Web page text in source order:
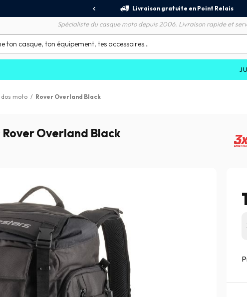
Livraison gratuite en Point Relais
Spécialiste du casque moto depuis 2006. Livraison rapide et
-70%
dos moto / Rover Overland Black
Overland Black